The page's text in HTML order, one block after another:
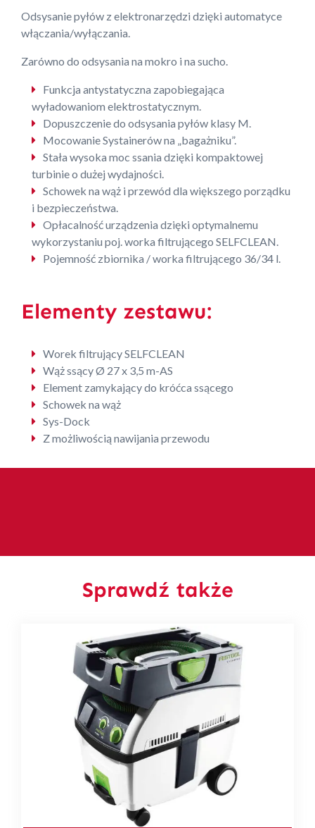
Odsysanie pyłów z elektronarzędzi dzięki automatyce
włączania/wyłączania.
Zarówno do odsysania na mokro i na sucho.
Funkcja antystatyczna zapobiegająca
wyładowaniom elektrostatycznym.
Dopuszczenie do odsysania pyłów klasy M.
Mocowanie Systainerów na „bagażniku”.
Stała wysoka moc ssania dzięki kompaktowej
turbinie o dużej wydajności.
Schowek na wąż i przewód dla większego porządku
i bezpieczeństwa.
Opłacalność urządzenia dzięki optymalnemu
wykorzystaniu poj. worka filtrującego SELFCLEAN.
Pojemność zbiornika / worka filtrującego 36/34 l.
Elementy zestawu:
Worek filtrujący SELFCLEAN
Wąż ssący Ø 27 x 3,5 m-AS
Element zamykający do króćca ssącego
Schowek na wąż
Sys-Dock
Z możliwością nawijania przewodu
Sprawdź także